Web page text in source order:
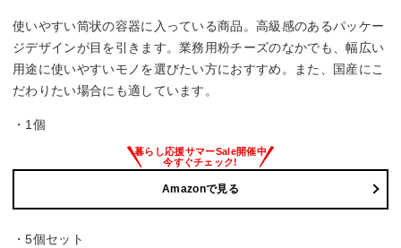
使いやすい筒状の容器に入っている商品。高級感のあるパッケー
ジデザインが目を引きます。業務用粉チーズのなかでも、幅広い
用途に使いやすいモノを選びたい方におすすめ。また、国産にこ
だわりたい場合にも適しています。
・1個
Amazonで見る
・5個セット